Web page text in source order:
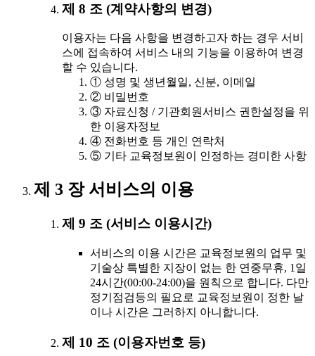
제 8 조 (계약사항의 변경)
이용자는 다음 사항을 변경하고자 하는 경우 서비
스에 접속하여 서비스 내의 기능을 이용하여 변경
할 수 있습니다.
① 성명 및 생년월일, 신분, 이메일
② 비밀번호
③ 자료신청 / 기관회원서비스 권한설정을 위
한 이용자정보
④ 전화번호 등 개인 연락처
⑤ 기타 교육정보원이 인정하는 경미한 사항
제 3 장 서비스의 이용
제 9 조 (서비스 이용시간)
서비스의 이용 시간은 교육정보원의 업무 및
기술상 특별한 지장이 없는 한 연중무휴, 1일
24시간(00:00-24:00)을 원칙으로 합니다. 다만
정기점검등의 필요로 교육정보원이 정한 날
이나 시간은 그러하지 아니합니다.
제 10 조 (이용자번호 등)